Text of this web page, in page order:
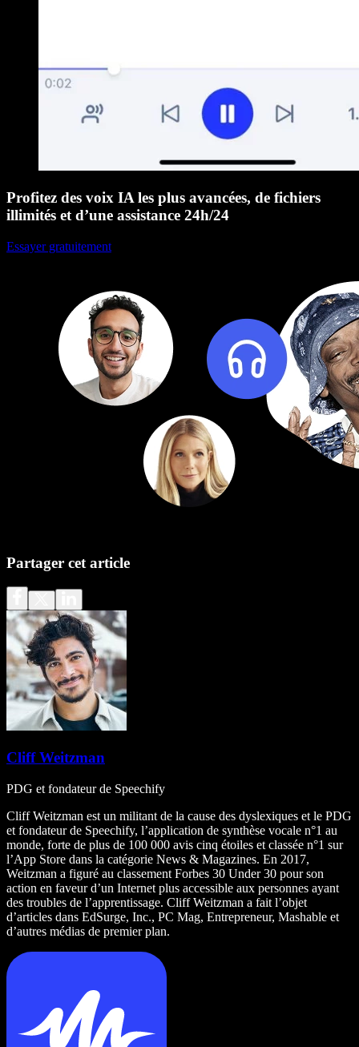
Profitez des voix IA les plus avancées, de fichiers
illimités et d’une assistance 24h/24
Essayer gratuitement
Partager cet article
Cliff Weitzman
PDG et fondateur de Speechify
Cliff Weitzman est un militant de la cause des dyslexiques et le PDG
et fondateur de Speechify, l’application de synthèse vocale n°1 au
monde, forte de plus de 100 000 avis cinq étoiles et classée n°1 sur
l’App Store dans la catégorie News & Magazines. En 2017,
Weitzman a figuré au classement Forbes 30 Under 30 pour son
action en faveur d’un Internet plus accessible aux personnes ayant
des troubles de l’apprentissage. Cliff Weitzman a fait l’objet
d’articles dans EdSurge, Inc., PC Mag, Entrepreneur, Mashable et
d’autres médias de premier plan.